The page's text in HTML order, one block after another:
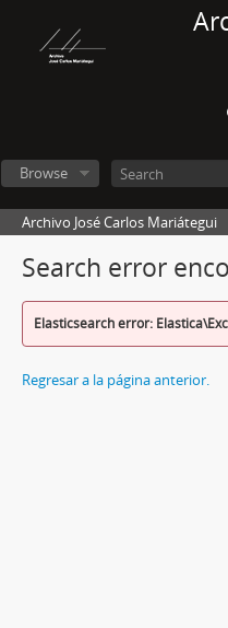
Browse
Archivo José Carlos Mariátegui
Search error
Elasticsearch error:
Regresar a la página anterior.